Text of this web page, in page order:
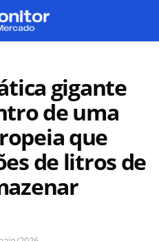
gigante
de uma
que
de litros de